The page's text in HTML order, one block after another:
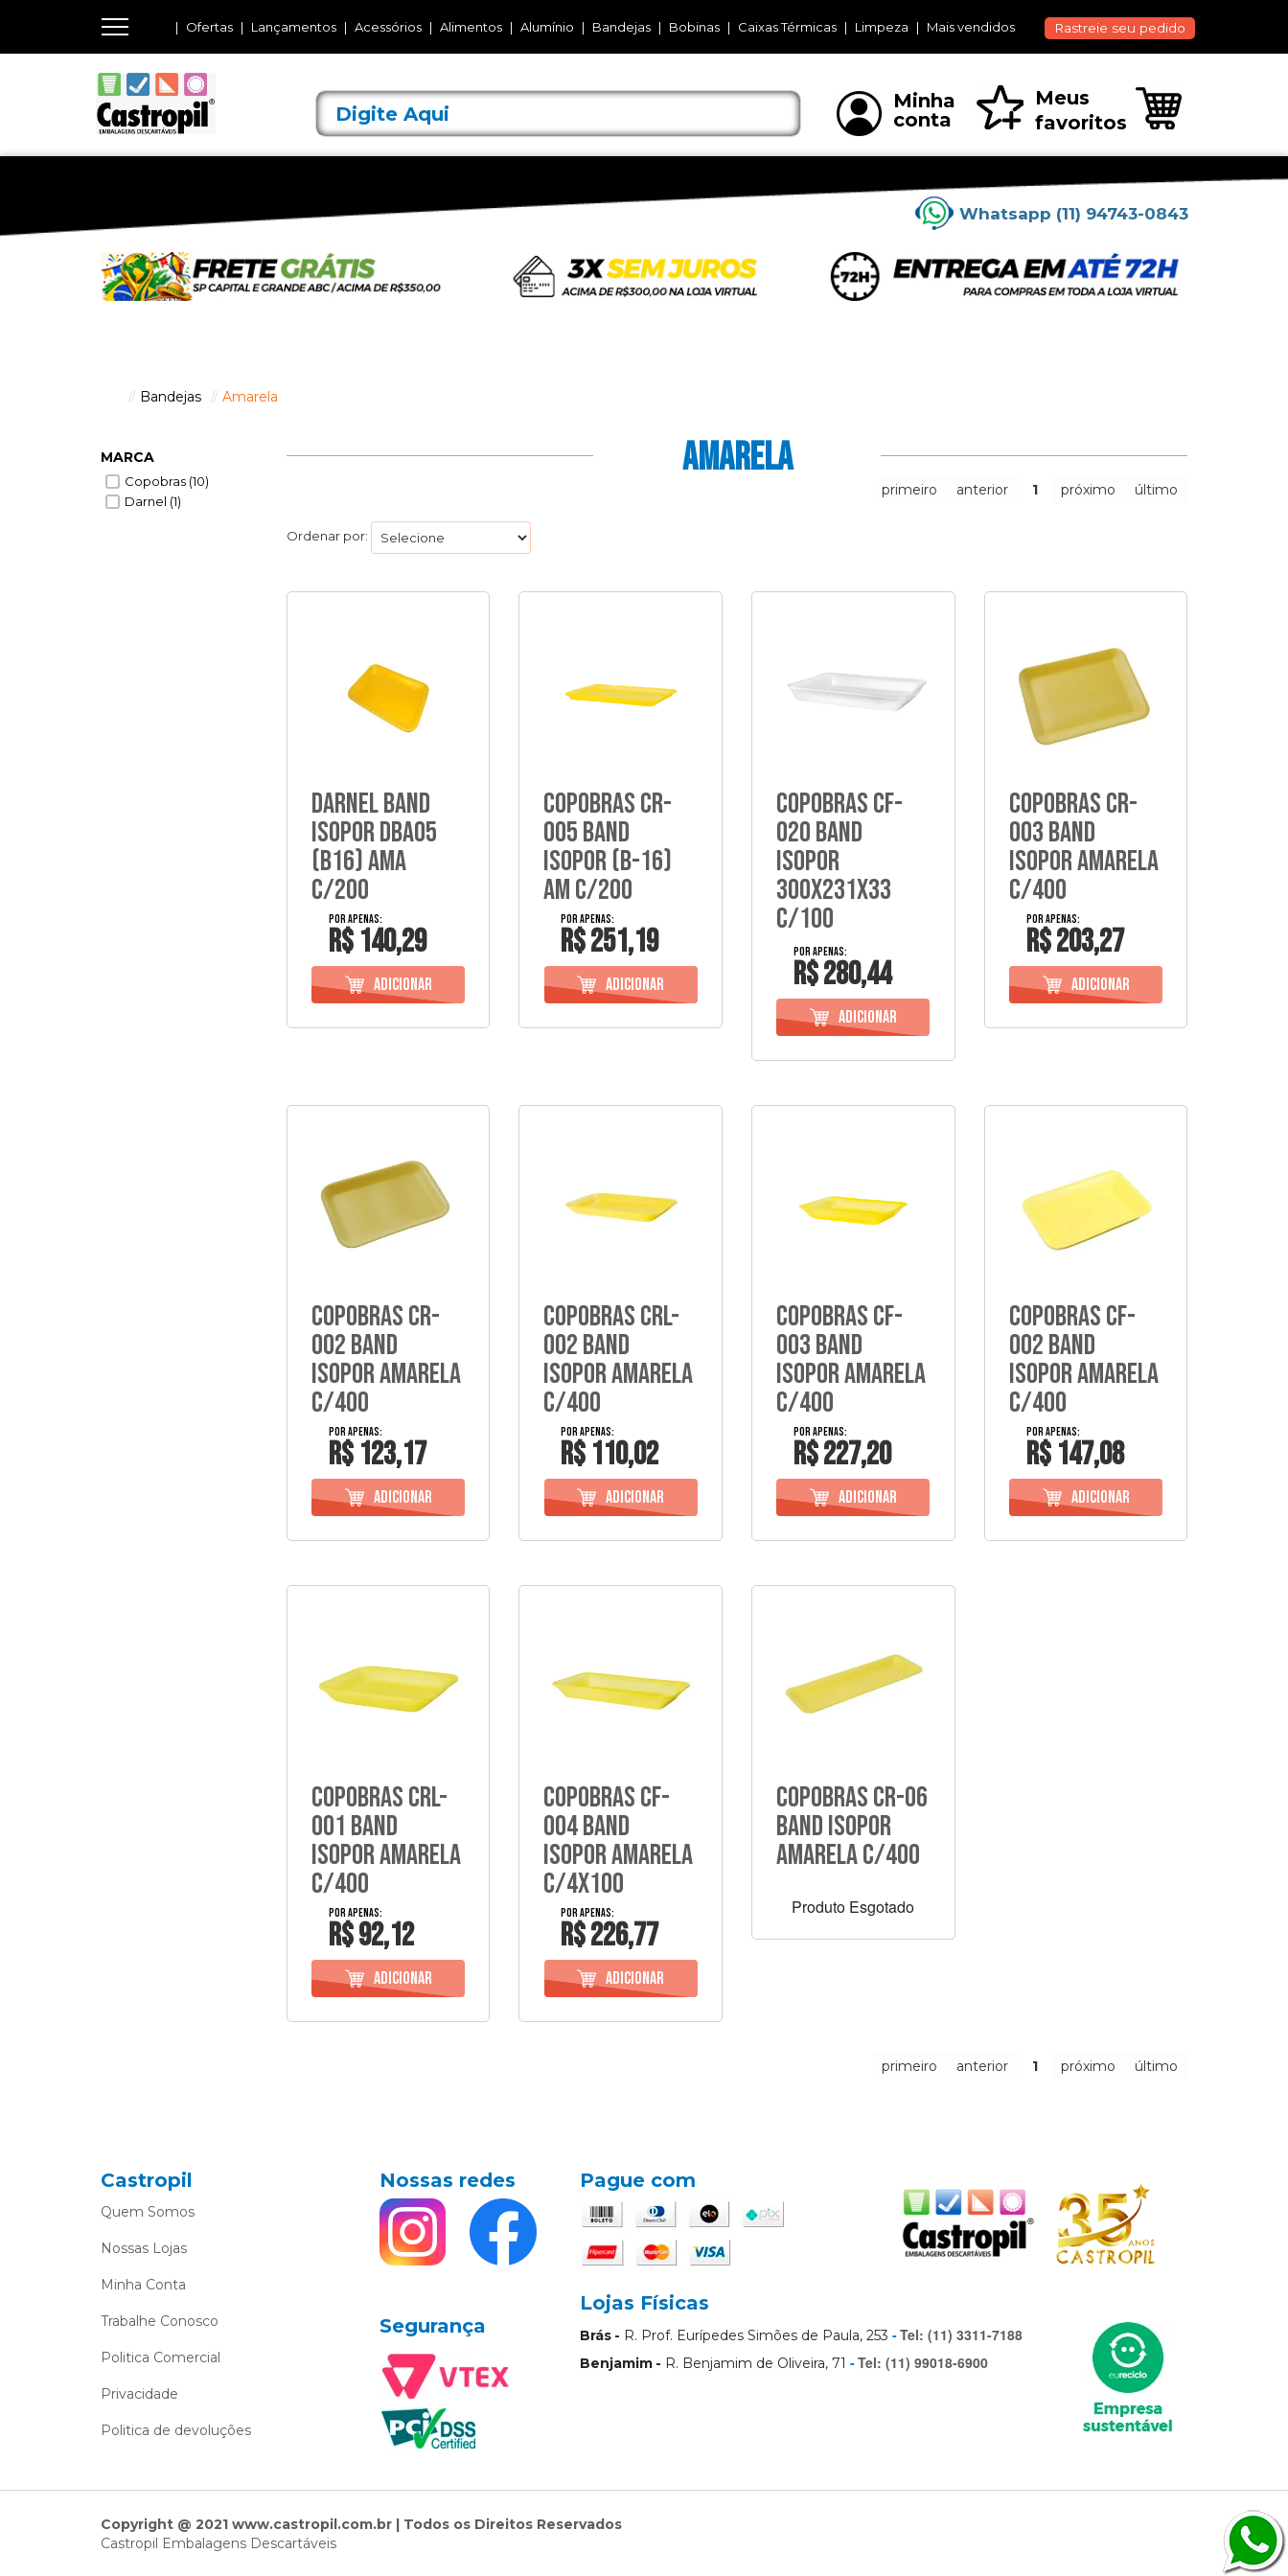
Ofertas Lançamentos Acessórios Alimentos Alumínio Bandejas Bobinas Caixas Térmicas Limpeza Mais vendidos Rastreie seu pedido
Minha
conta
Meus
favoritos
Whatsapp (11) 94743-0843
Bandejas Amarela
MARCA
Copobras (10)
Darnel (1)
AMARELA
Ordenar por:
primeiro anterior 1 próximo último
Darnel Band
Isopor Dba05
(B16) Ama
C/200
R$ 140,29
Copobras Cr-
005 Band
Isopor (B-16)
Am C/200
R$ 251,19
Copobras Cf-
020 Band
Isopor
300X231X33
C/100
R$ 280,44
Copobras Cr-
003 Band
Isopor Amarela
C/400
R$ 203,27
Copobras Cr-
002 Band
Isopor Amarela
C/400
R$ 123,17
Copobras Crl-
002 Band
Isopor Amarela
C/400
R$ 110,02
Copobras Cf-
003 Band
Isopor Amarela
C/400
R$ 227,20
Copobras Cf-
002 Band
Isopor Amarela
C/400
R$ 147,08
Copobras Crl-
001 Band
Isopor Amarela
C/400
R$ 92,12
Copobras Cf-
004 Band
Isopor Amarela
C/4X100
R$ 226,77
Copobras Cr-06
Band Isopor
Amarela C/400
Produto Esgotado
primeiro anterior 1 próximo último
Castropil
Quem Somos
Nossas Lojas
Minha Conta
Trabalhe Conosco
Politica Comercial
Privacidade
Politica de devoluções
Nossas redes
Segurança
Pague com
Lojas Físicas
Brás R. Prof. Eurípedes Simões de Paula, 253 Tel: (11) 3311-7188
Benjamim R. Benjamim de Oliveira, 71 Tel: (11) 99018-6900
Copyright @ 2021 www.castropil.com.br | Todos os Direitos Reservados
Castropil Embalagens Descartáveis